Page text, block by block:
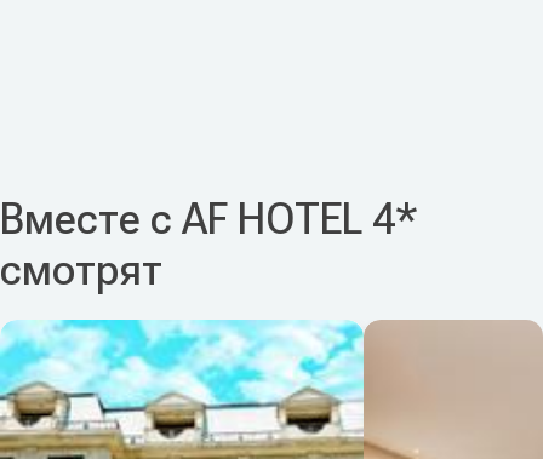
Вместе с AF HOTEL 4*
смотрят